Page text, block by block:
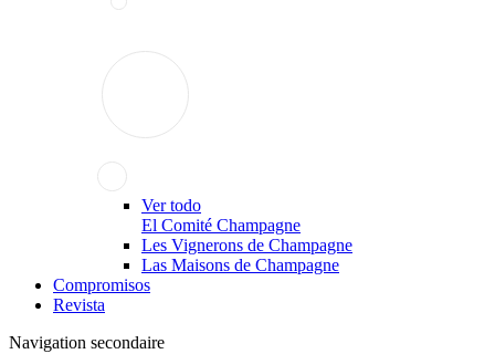
Ver todo
El Comité Champagne
Les Vignerons de Champagne
Las Maisons de Champagne
Compromisos
Revista
Navigation secondaire